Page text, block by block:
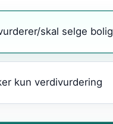
skal selge bolig
kun verdivurdering